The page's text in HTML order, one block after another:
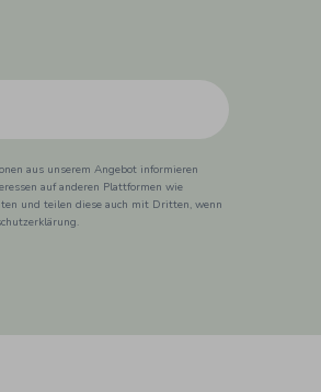
aus unserem Angebot informieren
auf anderen Plattformen wie
und teilen diese auch mit Dritten, wenn